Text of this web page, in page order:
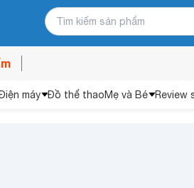
máy Đồ thể thaoMẹ và Bé Review